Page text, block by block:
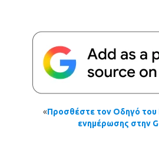
«Προσθέστε τον Οδηγό του
ενημέρωσης στην